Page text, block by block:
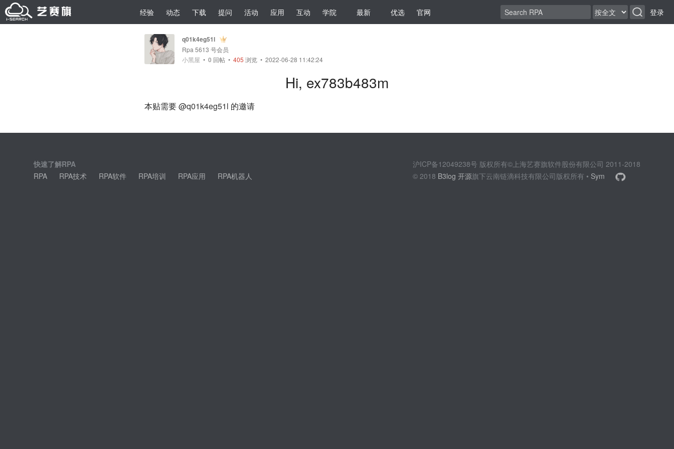
经验 动态 下载 提问 活动 应用 互动 学院 最新 优选 官网 登录
q01k4eg51l
Rpa 5613 号会员
小黑屋 • 0 回帖 • 405 浏览 • 2022-06-28 11:42:24
Hi, ex783b483m
本贴需要 @q01k4eg51l 的邀请
快速了解RPA
RPA
RPA技术 RPA软件 RPA培训 RPA应用 RPA机器人
沪ICP备12049238号 版权所有©上海艺赛旗软件股份有限公司 2011-2018
© 2018 B3log 开源旗下云南链滴科技有限公司版权所有 • Sym